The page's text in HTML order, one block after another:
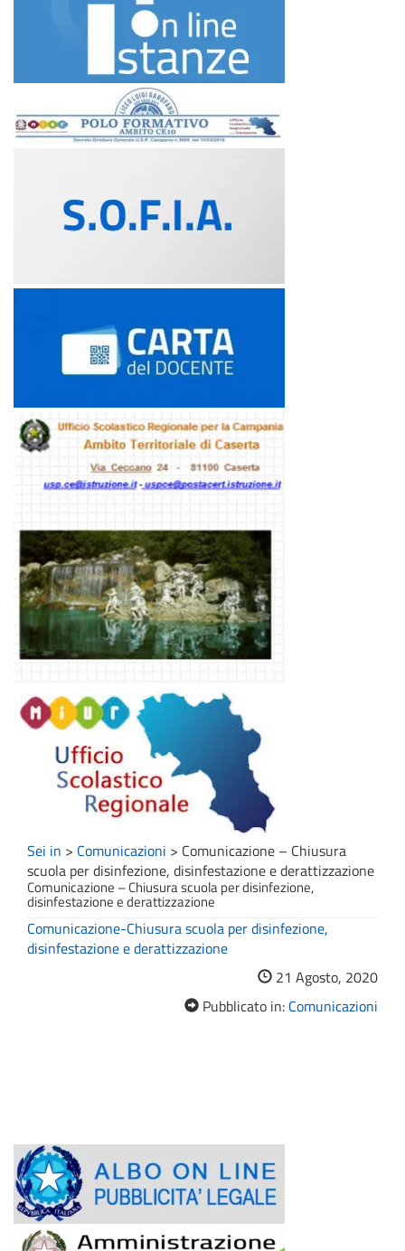
Sei in > Comunicazioni > Comunicazione – Chiusura
scuola per disinfezione, disinfestazione e derattizzazione
Comunicazione – Chiusura scuola per disinfezione,
disinfestazione e derattizzazione
Comunicazione-Chiusura scuola per disinfezione,
disinfestazione e derattizzazione
21 Agosto, 2020
Pubblicato in: Comunicazioni